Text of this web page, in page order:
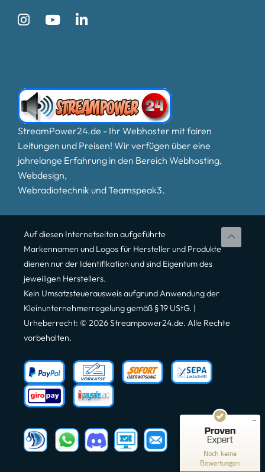
StreamPower24.de - Ihr Webhoster mit fairen
Leitungen und Preisen! Wir verfügen über eine
jahrelange Erfahrung in den Bereich Webhosting,
Webdesign,
Webradiotechnik und Teamspeak3.
Auf diesen Internetseiten aufgeführte
Markennamen und Logos für Hersteller und Produkte
dienen nur der Identifikation und sind Eigentum des
jeweiligen Herstellers.
Kein Umsatzsteuerausweis aufgrund Anwendung der
Kleinunternehmerregelung gemäß § 19 UStG. |
Urheberrecht: © 2026 Streampower24.de. Alle Rechte
vorbehalten.
Noch keine
Bewertungen
Kundenbewertungen und Erfahrungen zu
0,00
/
5,00